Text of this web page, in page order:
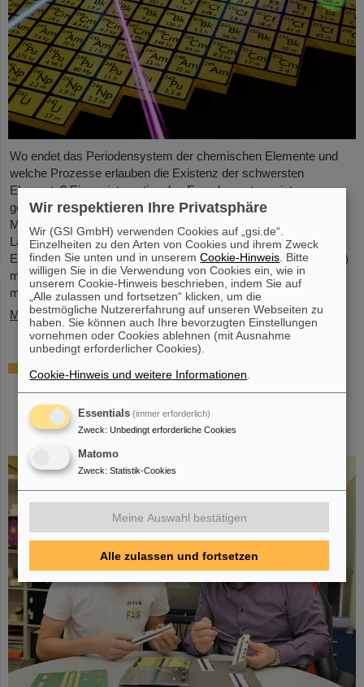
Wo endet das Periodensystem der chemischen Elemente und
welche Prozesse erlauben die Existenz der schwersten
Elemente? Einem internationalen Forschungsteam ist es
gelungen, einer Beantwortung näher zu kommen und mit
Messungen an der GSI/FAIR-Beschleunigeranlage und in
Laboren der Johannes Gutenberg-Universität Mainz einen
Einblick in die Struktur von Fermium-Atomkernen (Element 100)
mit unterschiedlichen Anzahlen an Neutronen zu gewinnen. Mit
modernen Laserspektroskopietechniken bestimmten sie…
Mehr »
Das schwerste bisher chemisch
untersuchte Element – In Experimenten bei
GSI/FAIR gelingt Bestimmung der
Eigenschaften von Moscovium und
Nihonium
Wir respektieren Ihre Privatsphäre
Wir (GSI GmbH) verwenden Cookies auf „gsi.de“.
Einzelheiten zu den Arten von Cookies und ihrem Zweck
finden Sie unten und in unseremCookie-Hinweis . Bitte
willigen Sie in die Verwendung von Cookies ein, wie in
unserem Cookie-Hinweis beschrieben, indem Sie auf
„Alle zulassen und fortsetzen“ klicken, um die
bestmögliche Nutzererfahrung auf unseren Webseiten zu
haben. Sie können auch Ihre bevorzugten Einstellungen
vornehmen oder Cookies ablehnen (mit Ausnahme
unbedingt erforderlicher Cookies).
Cookie-Hinweis und weitere Informationen
Essentials (immer erforderlich)
Zweck: Unbedingt erforderliche Cookies
Matomo
Zweck: Statistik-Cookies
Meine Auswahl bestätigen
Alle zulassen und fortsetzen